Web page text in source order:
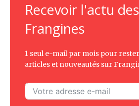
Recevoir l'actu des
Frangines
1 seul e-mail par mois pour
articles et nouveautés sur